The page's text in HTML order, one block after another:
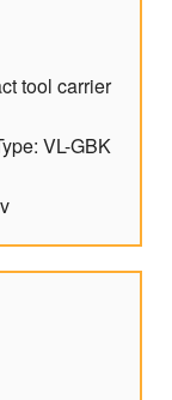
tool carrier
VL-GBK